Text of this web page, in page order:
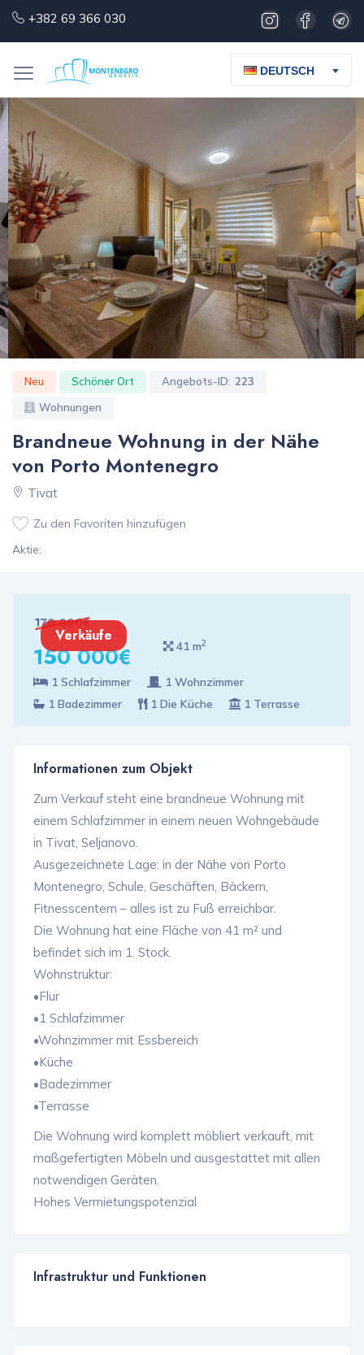
+382 69 366 030
DEUTSCH
Neu Schöner Ort Angebots-ID: 223
Wohnungen
Brandneue Wohnung in der Nähe
von Porto Montenegro
Tivat
Zu den Favoriten hinzufügen
Aktie:
170 000€
150 000€
Verkäufe
41 m2
1 Schlafzimmer
1 Wohnzimmer
1 Badezimmer
1 Die Küche 1 Terrasse
Informationen zum Objekt
Zum Verkauf steht eine brandneue Wohnung mit
einem Schlafzimmer in einem neuen Wohngebäude
in Tivat, Seljanovo.
Ausgezeichnete Lage: in der Nähe von Porto
Montenegro, Schule, Geschäften, Bäckern,
Fitnesscentern – alles ist zu Fuß erreichbar.
Die Wohnung hat eine Fläche von 41 m² und
befindet sich im 1. Stock.
Wohnstruktur:
•Flur
•1 Schlafzimmer
•Wohnzimmer mit Essbereich
•Küche
•Badezimmer
•Terrasse
Die Wohnung wird komplett möbliert verkauft, mit
maßgefertigten Möbeln und ausgestattet mit allen
notwendigen Geräten.
Hohes Vermietungspotenzial
Infrastruktur und Funktionen